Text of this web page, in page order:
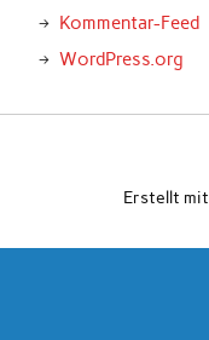
Kommentar-Feed
WordPress.org
Erstellt mit